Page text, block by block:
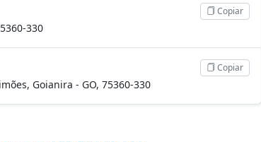
330
Copiar
Goianira - GO, 75360-330
Copiar